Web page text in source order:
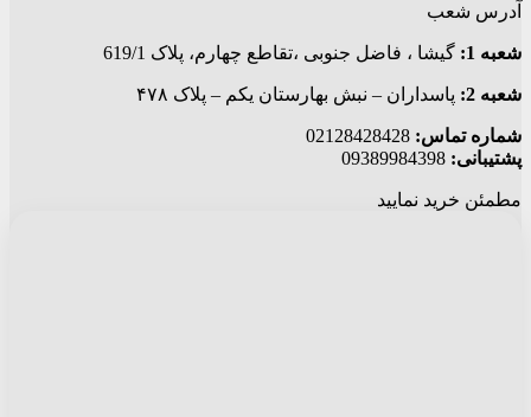
آدرس شعب
شعبه 1: گيشا ، فاضل جنوبی ،تقاطع چهارم، پلاک 619/1
شعبه 2: پاسداران – نبش بهارستان یکم – پلاک ۴۷۸
شماره تماس:
پشتیبانی:
مطمئن خرید نمایید